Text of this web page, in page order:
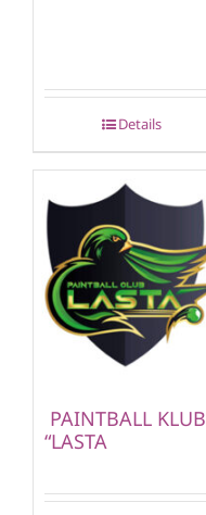
Details
PAINTBALL KLUB
“LASTA